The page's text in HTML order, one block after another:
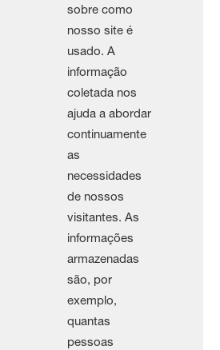
sobre como
nosso site é
usado. A
informação
coletada nos
ajuda a abordar
continuamente
as
necessidades
de nossos
visitantes. As
informações
armazenadas
são, por
exemplo,
quantas
pessoas